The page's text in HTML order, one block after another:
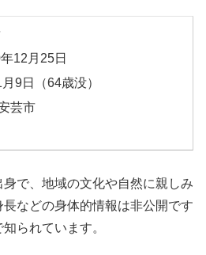
年12月25日
9日（64歳没）
芸市
で、地域の文化や自然に親しみ
などの身体的情報は非公開です
られています。